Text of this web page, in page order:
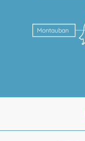
Montauban